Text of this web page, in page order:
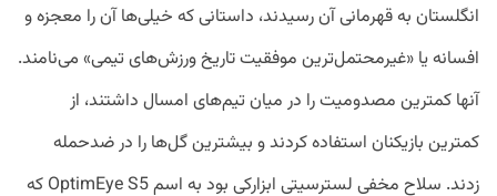
انگلستان به قهرمانی آن رسیدند، داستانی که خیلی‌ها آن را معجزه و
افسانه یا «غیرمحتمل‌ترین موفقیت تاریخ ورزش‌های تیمی» می‌نامند.
آنها کمترین مصدومیت را در میان تیم‌های امسال داشتند، از
کمترین بازیکنان استفاده کردند و بیشترین گل‌ها را در ضدحمله
زدند. سلاح مخفی لسترسیتی ابزارکی بود به اسم OptimEye S5 که